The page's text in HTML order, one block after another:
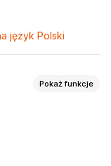
język Polski
Pokaż funkcje